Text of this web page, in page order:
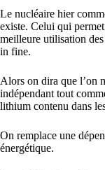
Le nucléaire hier
existe. Celui qui
meilleure utilisation
in fine.
Alors on dira que l’on
indépendant tout
lithium contenu dans
On remplace une
énergétique.